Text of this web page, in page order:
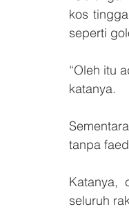
kos
seperti
“Oleh itu
katanya.
tanpa
Katanya,
seluruh